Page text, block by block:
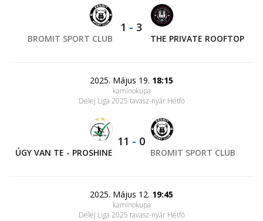
BROMIT SPORT CLUB
1 - 3
THE PRIVATE ROOFTOP
2025. Május 19. 18:15
kaminokupa
Delej Liga 2025 tavasz-nyár Hétfő
ÚGY VAN TE - PROSHINE
11 - 0
BROMIT SPORT CLUB
2025. Május 12. 19:45
kaminokupa
Delej Liga 2025 tavasz-nyár Hétfő